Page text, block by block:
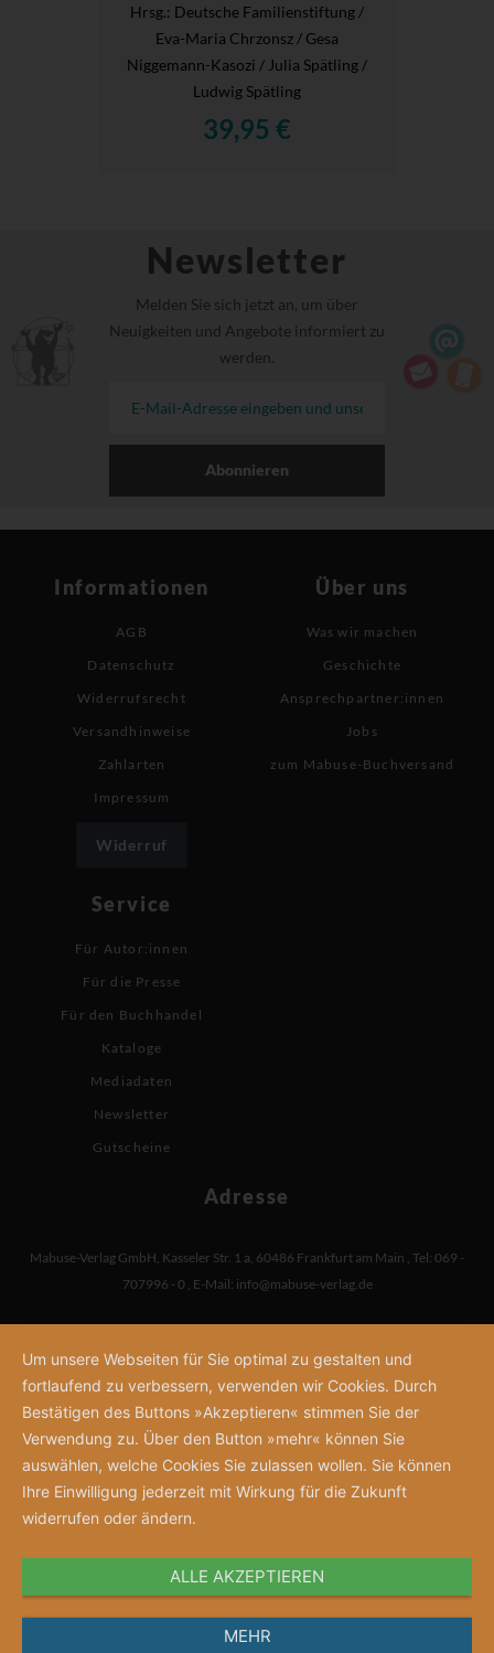
Hrsg.: Deutsche Familienstiftung /
Eva-Maria Chrzonsz / Gesa
Niggemann-Kasozi / Julia Spätling /
Ludwig Spätling
39,95 €
Newsletter
Melden Sie sich jetzt an, um über
Neuigkeiten und Angebote informiert zu
werden.
Abonnieren
Informationen
AGB
Datenschutz
Widerrufsrecht
Versandhinweise
Zahlarten
Impressum
Widerruf
Über uns
Was wir machen
Geschichte
Ansprechpartner:innen
Jobs
zum Mabuse-Buchversand
Service
Für Autor:innen
Für die Presse
Für den Buchhandel
Kataloge
Mediadaten
Newsletter
Gutscheine
Adresse
Mabuse-Verlag GmbH Kasseler Str. 1 a 60486 Frankfurt am Main Tel: 069 -
707996 - 0 E-Mail: info@mabuse-verlag.de
Um unsere Webseiten für Sie optimal zu gestalten und
fortlaufend zu verbessern, verwenden wir Cookies. Durch
Bestätigen des Buttons »Akzeptieren« stimmen Sie der
Verwendung zu. Über den Button »mehr« können Sie
auswählen, welche Cookies Sie zulassen wollen. Sie können
Ihre Einwilligung jederzeit mit Wirkung für die Zukunft
widerrufen oder ändern.
ALLE AKZEPTIEREN
MEHR